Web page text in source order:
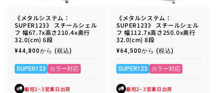
《メタルシステム：
SUPER123》 スチールシェル
フ 幅67.7x高さ210.4x奥行
32.0(cm) 6段
通
価
格
¥44,800から (税込)
SUPER123 カラー対応
最短2~3営業日出荷
《メタルシステム：
SUPER123》 スチールシェル
フ 幅112.7x高さ250.0x奥行
32.0(cm) 8段
通
価
格
¥64,500から (税込)
SUPER123 カラー対応
最短2~3営業日出荷